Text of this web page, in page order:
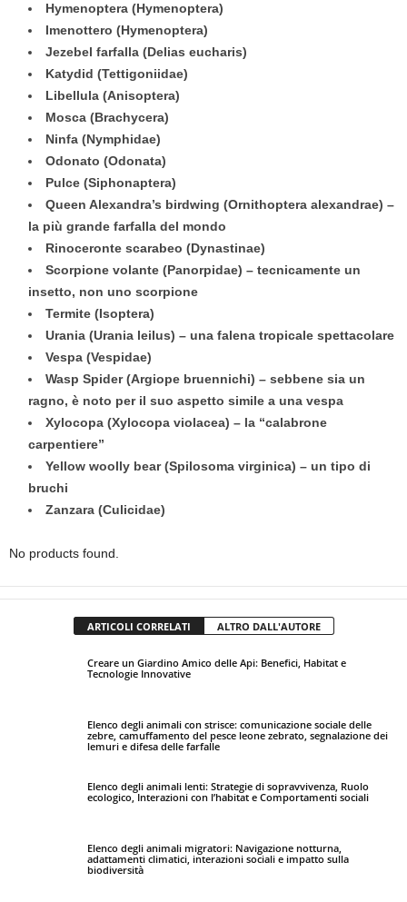
Hymenoptera (Hymenoptera)
Imenottero (Hymenoptera)
Jezebel farfalla (Delias eucharis)
Katydid (Tettigoniidae)
Libellula (Anisoptera)
Mosca (Brachycera)
Ninfa (Nymphidae)
Odonato (Odonata)
Pulce (Siphonaptera)
Queen Alexandra’s birdwing (Ornithoptera alexandrae) –
la più grande farfalla del mondo
Rinoceronte scarabeo (Dynastinae)
Scorpione volante (Panorpidae) – tecnicamente un
insetto, non uno scorpione
Termite (Isoptera)
Urania (Urania leilus) – una falena tropicale spettacolare
Vespa (Vespidae)
Wasp Spider (Argiope bruennichi) – sebbene sia un
ragno, è noto per il suo aspetto simile a una vespa
Xylocopa (Xylocopa violacea) – la “calabrone
carpentiere”
Yellow woolly bear (Spilosoma virginica) – un tipo di
bruchi
Zanzara (Culicidae)
No products found.
ARTICOLI CORRELATI ALTRO DALL'AUTORE
Creare un Giardino Amico delle Api: Benefici, Habitat e
Tecnologie Innovative
Elenco degli animali con strisce: comunicazione sociale delle
zebre, camuffamento del pesce leone zebrato, segnalazione dei
lemuri e difesa delle farfalle
Elenco degli animali lenti: Strategie di sopravvivenza, Ruolo
ecologico, Interazioni con l’habitat e Comportamenti sociali
Elenco degli animali migratori: Navigazione notturna,
adattamenti climatici, interazioni sociali e impatto sulla
biodiversità